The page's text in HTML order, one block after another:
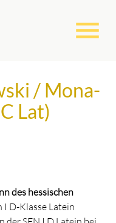
menu
/ Mona-
Lat)
des hessischen
I D-Klasse Latein